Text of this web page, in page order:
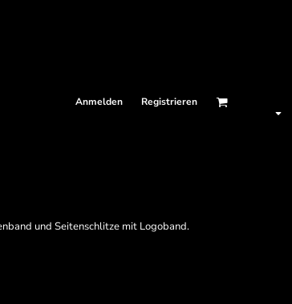
Anmelden Registrieren
und Seitenschlitze mit Logoband.